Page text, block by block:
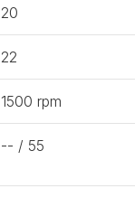
20
22
1500 rpm
-- / 55